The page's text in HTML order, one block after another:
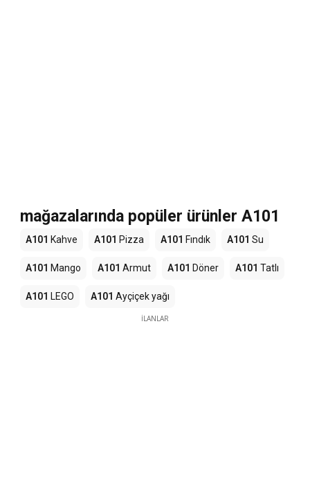
mağazalarında popüler ürünler A101
A101 Kahve A101 Pizza A101 Fındık A101 Su
A101 Mango A101 Armut A101 Döner A101 Tatlı
A101 LEGO A101 Ayçiçek yağı
İLANLAR